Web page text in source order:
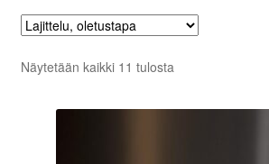
Siirry kassalle
Kauppa
Näytetään kaikki 11 tulosta